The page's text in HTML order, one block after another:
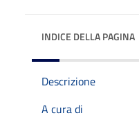
INDICE DELLA PAGINA
Descrizione
A cura di